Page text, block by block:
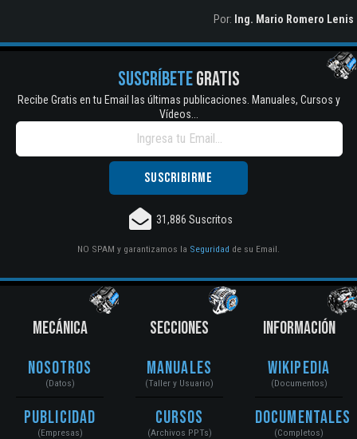
Por: Ing. Mario Romero Lenis
SUSCRÍBETEGRATIS
Recibe Gratis en tu Email las últimas publicaciones. Manuales, Cursos y
Vídeos...
31,886 Suscritos
NO SPAM y garantizamos la Seguridad de su Email.
MECÁNICA
Nosotros
(Datos)
Publicidad
(Empresas)
SECCIONES
Manuales
(Taller y Usuario)
Cursos
(Archivos PPTs)
INFORMACIÓN
Wikipedia
(Documentos)
Documentales
(Completos)